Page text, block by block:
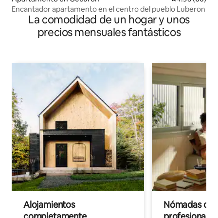
Encantador apartamento en el centro del pueblo Luberon
La comodidad de un hogar y unos
precios mensuales fantásticos
Alojamientos
Nómadas